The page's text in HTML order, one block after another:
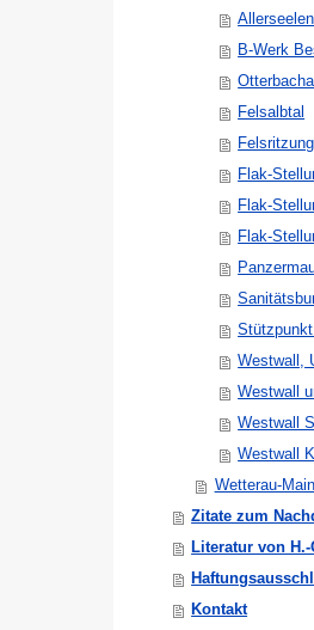
B-Werk
Felsalbtal
Flak-
Flak-
Flak-
Westwall,
Westwall
Westwall
Westwall
Wetterau-
Zitate zum
Literatur von
Kontakt